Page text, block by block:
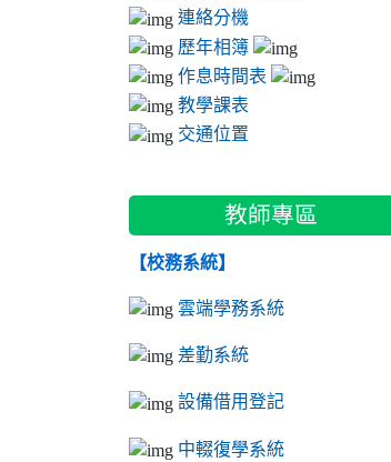
連絡分機
歷年相簿
作息時間表
教學課表
交通位置
教師專區
【校務系統】
雲端學務系統
差勤系統
設備借用登記
中輟復學系統